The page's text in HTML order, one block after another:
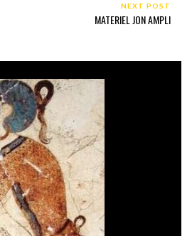
NEXT POST
MATERIEL JON AMPLI